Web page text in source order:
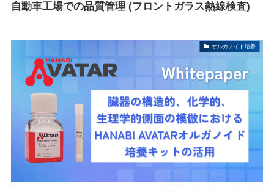
自動車工場での品質管理 (フロントガラス熱線検査)
オルガノイド培養